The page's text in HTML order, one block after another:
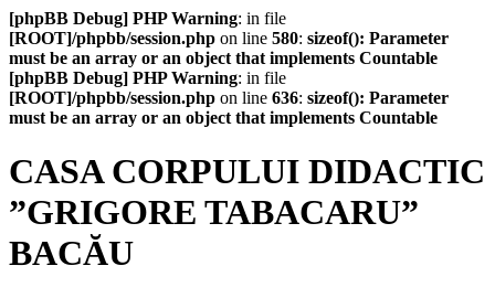
[phpBB Debug] PHP Warning: in file
[ROOT]/phpbb/session.php on line 580: sizeof(): Parameter
must be an array or an object that implements Countable
[phpBB Debug] PHP Warning: in file
[ROOT]/phpbb/session.php on line 636: sizeof(): Parameter
must be an array or an object that implements Countable
CASA CORPULUI DIDACTIC
”GRIGORE TABACARU”
BACĂU